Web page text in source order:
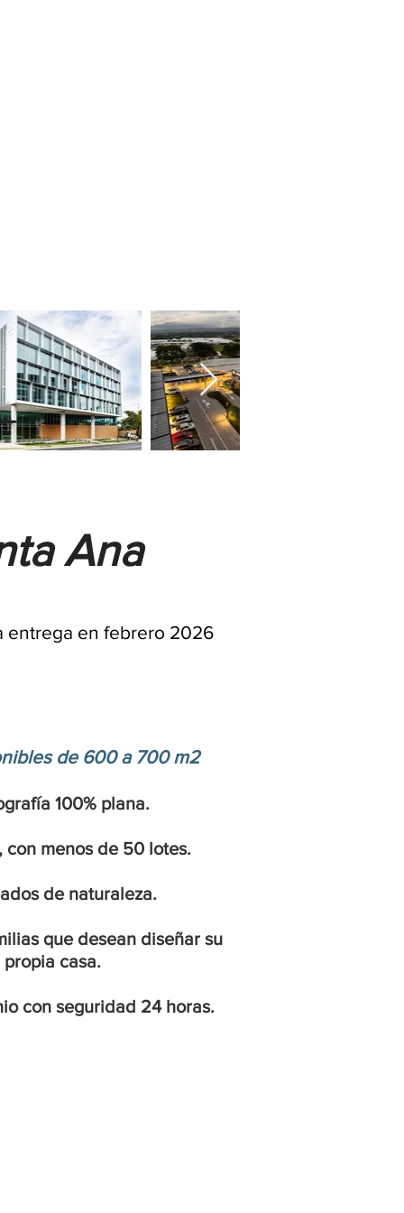
Ana
entrega en febrero 2026
de 600 a 700 m2
100% plana.
con menos de 50 lotes.
de naturaleza.
que desean diseñar su
propia casa.
con seguridad 24 horas.